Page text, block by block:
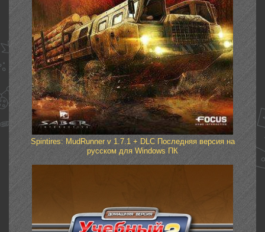
Spintires: MudRunner v 1.7.1 + DLC Последняя версия на
русском для Windows ПК